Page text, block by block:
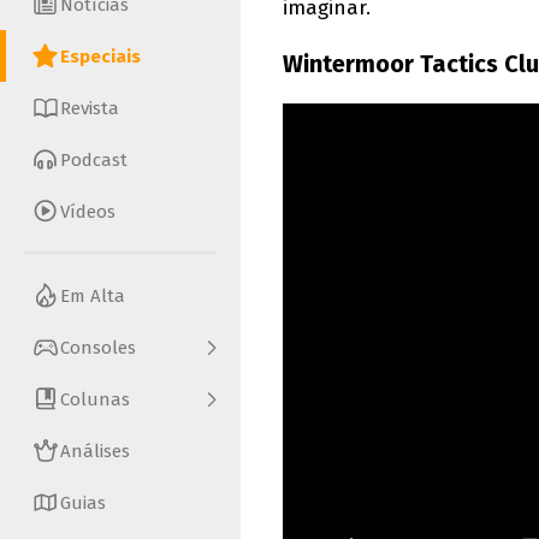
Especiais
Revista
Podcast
Vídeos
Em Alta
Consoles
Colunas
Análises
Guias
imaginar.
Wintermoor Tactics